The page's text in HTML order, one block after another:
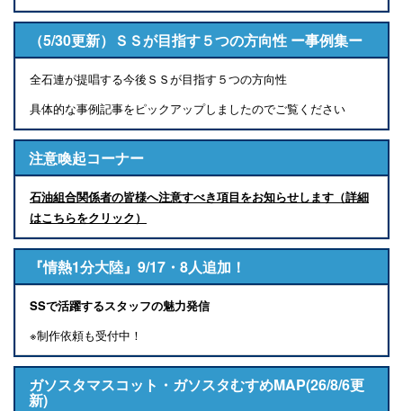
（5/30更新）ＳＳが目指す５つの方向性 ー事例集ー
全石連が提唱する今後ＳＳが目指す５つの方向性
具体的な事例記事をピックアップしましたのでご覧ください
注意喚起コーナー
石油組合関係者の皆様へ注意すべき項目をお知らせします（詳細
はこちらをクリック）
『情熱1分大陸』9/17・8人追加！
SSで活躍するスタッフの魅力発信
※制作依頼も受付中！
ガソスタマスコット・ガソスタむすめMAP(26/8/6更
新)